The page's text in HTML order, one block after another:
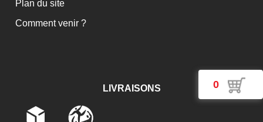
0
Plan du site
Comment venir ?
LIVRAISONS